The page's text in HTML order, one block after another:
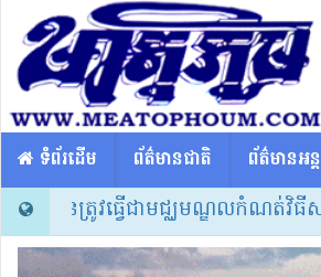
​​ ទំព័រដើម ព័ត៌មានជាតិ ព័ត៌មានអន្
ារៀនត្រូវធ្វើជាមជ្ឈមណ្ឌលកំណត់វិធី